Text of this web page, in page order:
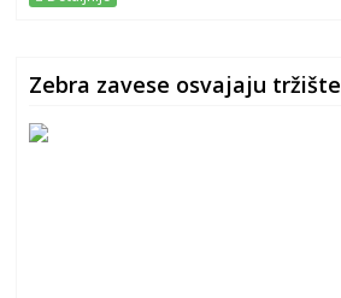
Zebra zavese osvajaju tržište